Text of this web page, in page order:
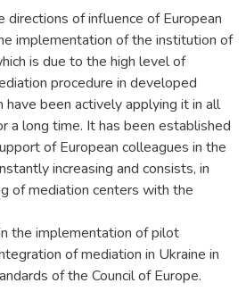
directions of influence of European
implementation of the institution of
is due to the high level of
procedure in developed
have been actively applying it in all
a long time. It has been established
of European colleagues in the
increasing and consists, in
of mediation centers with the
the implementation of pilot
of mediation in Ukraine in
of the Council of Europe.